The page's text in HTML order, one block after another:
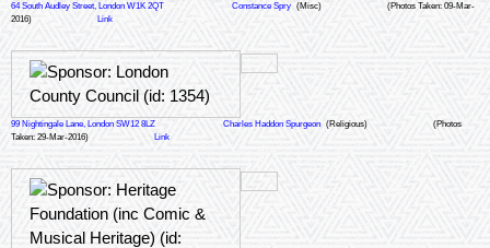
64 South Audley Street, London W1K 2QT Constance Spry (Misc)
(Photos Taken: 09-Mar-
2016)
Link
99 Nightingale Lane, London SW12 8LZ Charles Haddon Spurgeon (Religious)
(Photos
Taken: 29-Mar-2016)
Link